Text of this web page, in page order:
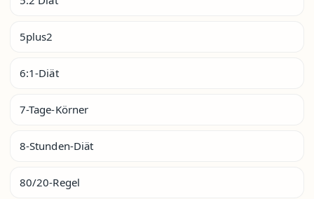
5plus2
6:1-Diät
7-Tage-Körner
8-Stunden-Diät
80/20-Regel